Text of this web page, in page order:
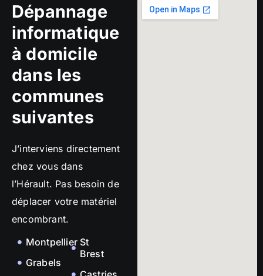
Dépannage
informatique
à domicile
dans les
communes
suivantes
J’interviens directement
chez vous dans
l’Hérault. Pas besoin de
déplacer votre matériel
encombrant.
Montpellier
Grabels
St
Brest